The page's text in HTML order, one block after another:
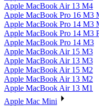
Apple MacBook Air 13 M4
Apple MacBook Pro 16 M3
Apple MacBook Pro 14 M3
Apple MacBook Pro 14 M3
Apple MacBook Pro 14 M3
Apple MacBook Air 15 M3
Apple MacBook Air 13 M3
Apple MacBook Air 15 M2
Apple MacBook Air 13 M2
Apple MacBook Air 13 M1
Apple Mac Mini